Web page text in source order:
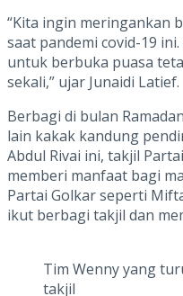
“Kita ingin meringankan
saat pandemi covid-19
untuk berbuka puasa
sekali,” ujar Junaidi Latief.
Berbagi di bulan
lain kakak kandung
Abdul Rivai ini, takjil
memberi manfaat bagi
Partai Golkar seperti
ikut berbagi takjil dan
Tim Wenny yang
takjil